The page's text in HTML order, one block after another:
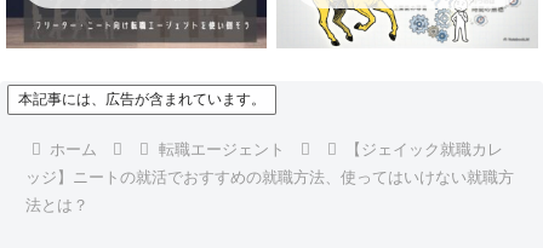
ート向けおすすめ転
職エージェント8選
の結果が遅い3つの裏
事情とは？【キー
本記事には、広告が含まれています。
ホーム 転職エージェント
【ジェイック就職カレ
ッジ】ニートの就活でおすすめの就職方法、使ってはいけない就職方
法とは？